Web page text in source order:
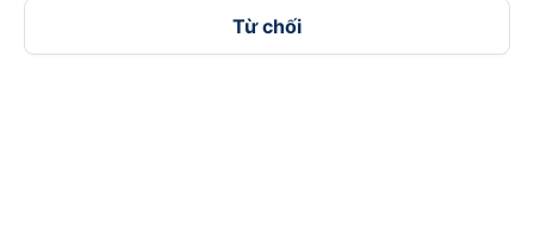
Từ chối